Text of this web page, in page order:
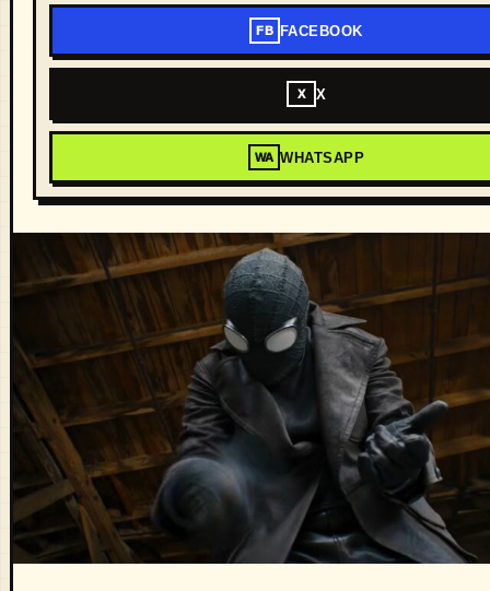
FB FACEBOOK
X X
WA WHATSAPP